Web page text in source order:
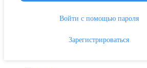
Войти с помощью пароля
Зарегистрироваться